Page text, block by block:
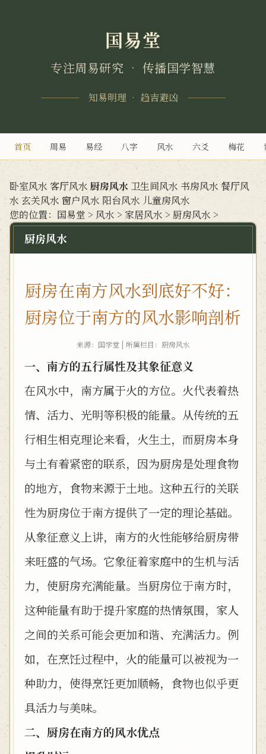
国易堂
专注周易研究 • 传播国学智慧
知易明理 • 趋吉避凶
首页 周易 易经 八字 风水 六爻 梅花
卧室风水 客厅风水 厨房风水 卫生间风水 书房风水 餐厅风
水 玄关风水 窗户风水 阳台风水 儿童房风水
您的位置： 国易堂 > 风水 >家居风水 > 厨房风水 >
厨房风水
厨房在南方风水到底好不好：
厨房位于南方的风水影响剖析
来源：国学堂 | 所属栏目： 厨房风水
一、南方的五行属性及其象征意义
在风水中，南方属于火的方位。火代表着热
情、活力、光明等积极的能量。从传统的五
行相生相克理论来看，火生土，而厨房本身
与土有着紧密的联系，因为厨房是处理食物
的地方，食物来源于土地。这种五行的关联
性为厨房位于南方提供了一定的理论基础。
从象征意义上讲，南方的火性能够给厨房带
来旺盛的气场。它象征着家庭中的生机与活
力，使厨房充满能量。当厨房位于南方时，
这种能量有助于提升家庭的热情氛围，家人
之间的关系可能会更加和谐、充满活力。例
如，在烹饪过程中，火的能量可以被视为一
种助力，使得烹饪更加顺畅，食物也似乎更
具活力与美味。
二、厨房在南方的风水优点